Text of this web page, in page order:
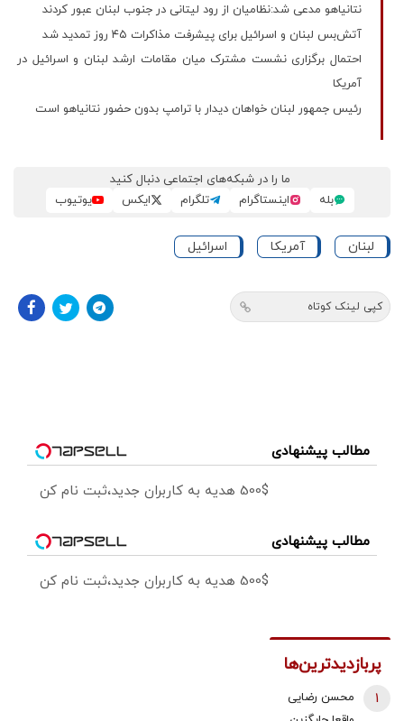
نتانیاهو مدعی شد:نظامیان از رود لیتانی در جنوب لبنان عبور کردند
آتش‌بس لبنان و اسرائیل برای پیشرفت مذاکرات ۴۵ روز تمدید شد
احتمال برگزاری نشست مشترک میان مقامات ارشد لبنان و اسرائیل در
آمریکا
رئیس جمهور لبنان خواهان دیدار با ترامپ بدون حضور نتانیاهو است
ما را در شبکه‌های اجتماعی دنبال کنید
بله
اینستاگرام تلگرام ایکس یوتیوب
لبنان آمریکا اسرائیل
کپی لینک کوتاه
مطالب پیشنهادی
500$ هدیه به کاربران جدید،ثبت نام کن
مطالب پیشنهادی
500$ هدیه به کاربران جدید،ثبت نام کن
پربازدیدترین‌ها
محسن رضایی
1